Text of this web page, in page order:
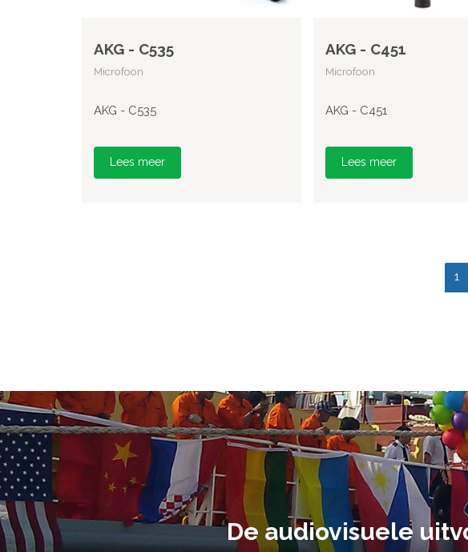
AKG - C535
Microfoon
AKG - C535
Lees meer
AKG - C451
Microfoon
AKG - C451
Lees meer
1
De audiovisuele